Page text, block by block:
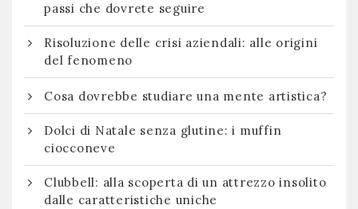
passi che dovrete seguire
Risoluzione delle crisi aziendali: alle origini
del fenomeno
Cosa dovrebbe studiare una mente artistica?
Dolci di Natale senza glutine: i muffin
ciocconeve
Clubbell: alla scoperta di un attrezzo insolito
dalle caratteristiche uniche